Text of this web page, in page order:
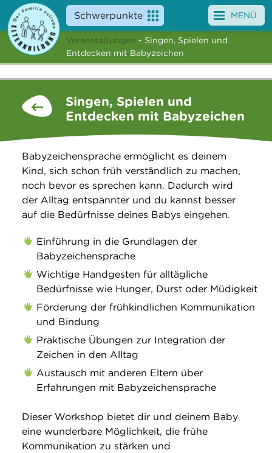
Schwerpunkte
Angebote
News
Über uns
Suche
MENÜ
Veranstaltungen - Singen, Spielen und
Entdecken mit Babyzeichen
Singen, Spielen und
Entdecken mit Babyzeichen
Babyzeichensprache ermöglicht es deinem
Kind, sich schon früh verständlich zu machen,
noch bevor es sprechen kann. Dadurch wird
der Alltag entspannter und du kannst besser
auf die Bedürfnisse deines Babys eingehen.
Einführung in die Grundlagen der
Babyzeichensprache
Wichtige Handgesten für alltägliche
Bedürfnisse wie Hunger, Durst oder Müdigkeit
Förderung der frühkindlichen Kommunikation
und Bindung
Praktische Übungen zur Integration der
Zeichen in den Alltag
Austausch mit anderen Eltern über
Erfahrungen mit Babyzeichensprache
Dieser Workshop bietet dir und deinem Baby
eine wunderbare Möglichkeit, die frühe
Kommunikation zu stärken und